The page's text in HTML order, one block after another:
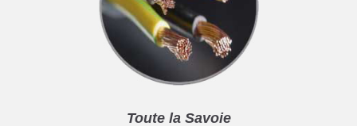
Toute la Savoie